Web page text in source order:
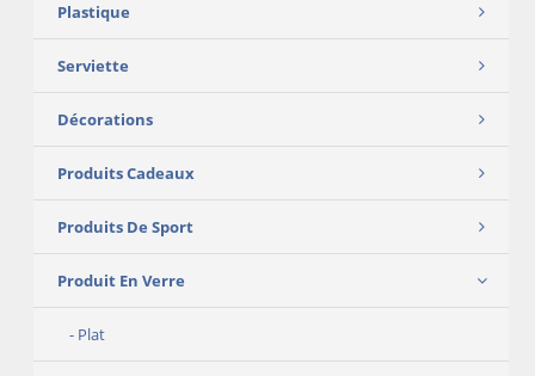
Plastique
Serviette
Décorations
Produits Cadeaux
Produits De Sport
Produit En Verre
Plat